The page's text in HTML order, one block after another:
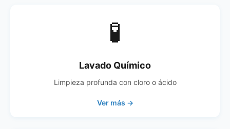
🧪
Lavado Químico
Limpieza profunda con cloro o ácido
Ver más →